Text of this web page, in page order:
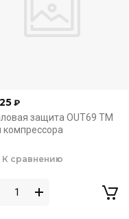
₽
защита OUT69 TM
компрессора
К сравнению